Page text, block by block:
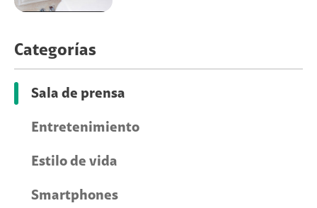
Categorías
Sala de prensa
Entretenimiento
Estilo de vida
Smartphones